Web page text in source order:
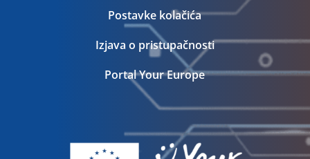
Postavke kolačića
Izjava o pristupačnosti
Portal Your Europe